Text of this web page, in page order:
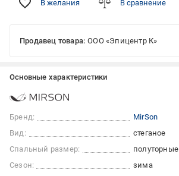
В желания В сравнение
Продавец товара: ООО «Эпицентр К»
Основные характеристики
Бренд:
MirSon
Вид:
стеганое
Спальный размер:
полуторные
Сезон:
зима